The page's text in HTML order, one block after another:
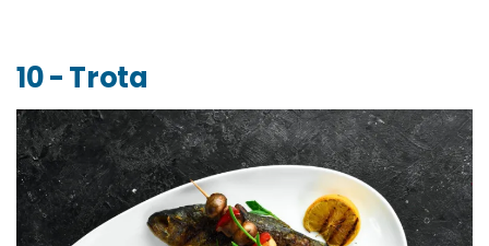
10 - Trota